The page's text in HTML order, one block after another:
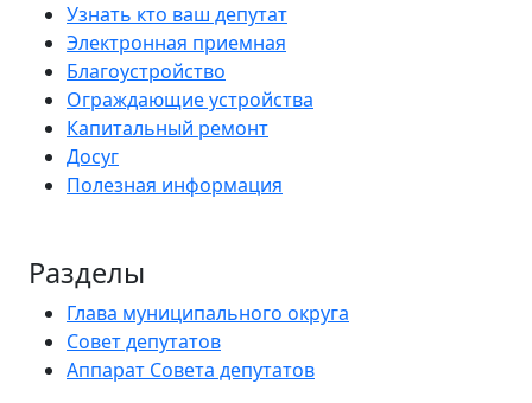
Узнать кто ваш депутат
Электронная приемная
Благоустройство
Ограждающие устройства
Капитальный ремонт
Досуг
Полезная информация
Разделы
Глава муниципального округа
Совет депутатов
Аппарат Совета депутатов